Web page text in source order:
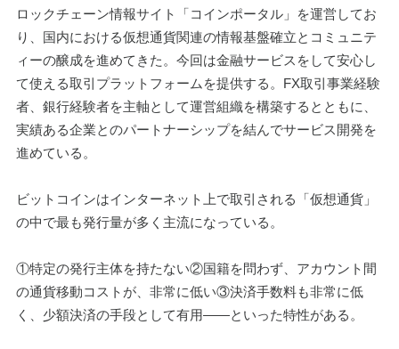
ロックチェーン情報サイト「コインポータル」を運営してお
り、国内における仮想通貨関連の情報基盤確立とコミュニテ
ィーの醸成を進めてきた。今回は金融サービスをして安心し
て使える取引プラットフォームを提供する。FX取引事業経験
者、銀行経験者を主軸として運営組織を構築するとともに、
実績ある企業とのパートナーシップを結んでサービス開発を
進めている。
ビットコインはインターネット上で取引される「仮想通貨」
の中で最も発行量が多く主流になっている。
①特定の発行主体を持たない②国籍を問わず、アカウント間
の通貨移動コストが、非常に低い③決済手数料も非常に低
く、少額決済の手段として有用――といった特性がある。